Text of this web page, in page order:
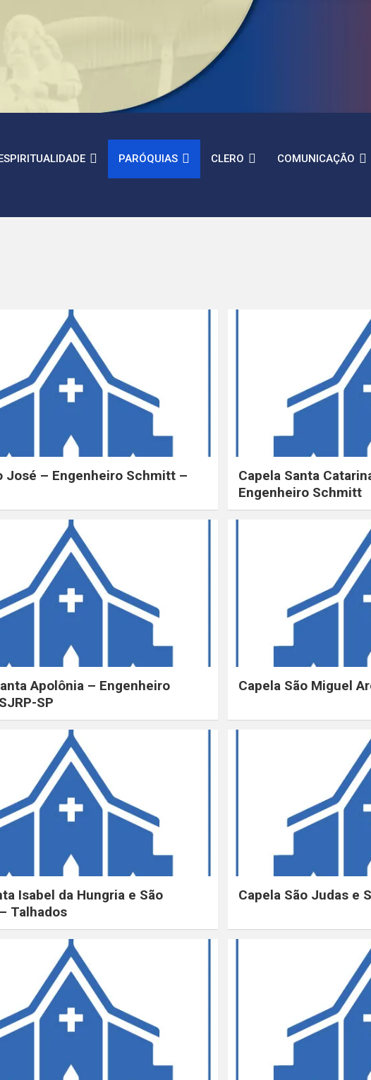
ESPIRITUALIDADE PARÓQUIAS CLERO COMUNICAÇÃO
José – Engenheiro Schmitt –
Capela Santa
Engenheiro Schmitt
Apolônia – Engenheiro
SP
Capela São Miguel
Isabel da Hungria e São
Talhados
Capela São Judas e